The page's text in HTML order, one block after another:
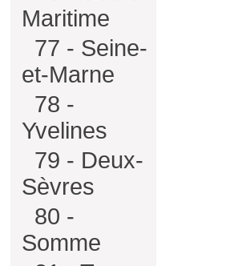
Maritime
77 - Seine-
et-Marne
78 -
Yvelines
79 - Deux-
Sèvres
80 -
Somme